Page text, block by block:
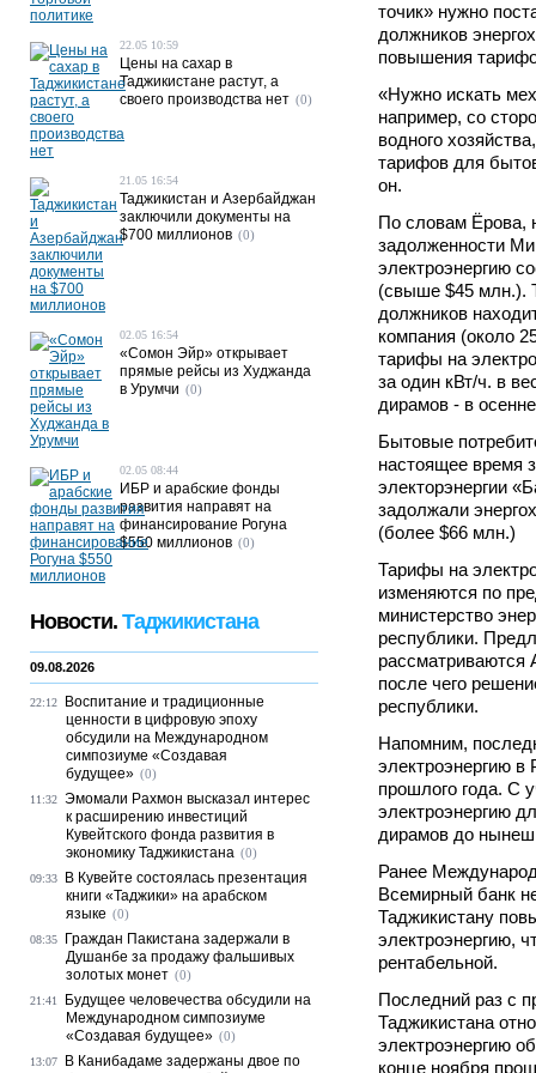
точик» нужно
должников
повышения
«Нужно искать
например, со
водного
тарифов для
он.
По словам Ёрова,
задолженности
электроэнергию
(свыше $45 млн.).
должников
компания (около
тарифы на
за один кВт/ч. в
дирамов - в
Бытовые
настоящее время
электорэнергии
задолжали
(более $66 млн.)
Тарифы на
изменяются по
министерство
республики.
рассматриваются
после чего
республики.
Напомним,
электроэнергию
прошлого года. С
электроэнергию
дирамов до
Ранее
Всемирный банк
Таджикистану
электроэнергию,
рентабельной.
Последний раз с
Таджикистана
электроэнергию
конце ноября
22.05 10:59
Цены на сахар в
Таджикистане растут, а
своего производства нет (0)
21.05 16:54
Таджикистан и Азербайджан
заключили документы на
$700 миллионов (0)
02.05 16:54
«Сомон Эйр» открывает
прямые рейсы из Худжанда
в Урумчи (0)
02.05 08:44
ИБР и арабские фонды
развития направят на
финансирование Рогуна
$550 миллионов (0)
Новости. Таджикистана
09.08.2026
22:12
Воспитание и традиционные
ценности в цифровую эпоху
обсудили на Международном
симпозиуме «Создавая
будущее» (0)
11:32 Эмомали Рахмон высказал интерес
к расширению инвестиций
Кувейтского фонда развития в
экономику Таджикистана (0)
09:33
В Кувейте состоялась презентация
книги «Таджики» на арабском
языке (0)
08:35
Граждан Пакистана задержали в
Душанбе за продажу фальшивых
золотых монет (0)
21:41
Будущее человечества обсудили на
Международном симпозиуме
«Создавая будущее» (0)
13:07
В Канибадаме задержаны двое по